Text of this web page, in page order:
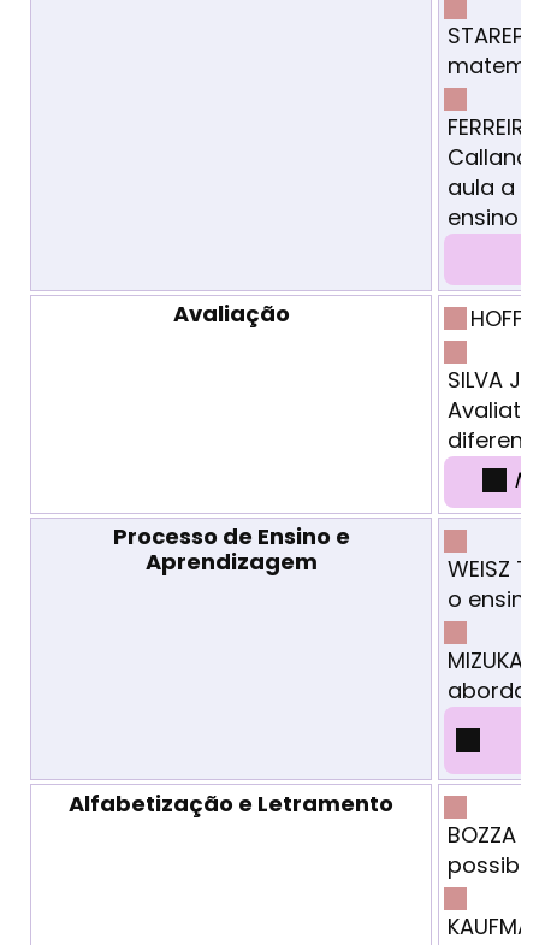
Calland
aula a
ensino
Avaliação
SILVA
Processo de Ensino e
Aprendizagem
WEISZ
o
Alfabetização e Letramento
BOZZA